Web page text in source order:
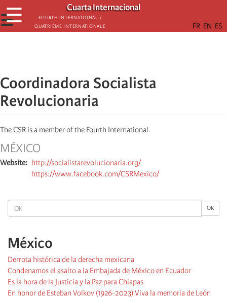
Skip
to
main
Cuarta Internacional
Fourth International /
Quatrième internationale
☰
☰
OK OK
México
Derrota histórica de la derecha mexicana
Condenamos el asalto a la Embajada de México en Ecuador
Es la hora de la Justicia y la Paz para Chiapas
En honor de Esteban Volkov (1926-2023) Viva la memoria de León
Coordinadora Socialista
Revolucionaria
The CSR is a member of the Fourth International.
MÉXICO
Website
http://socialistarevolucionaria.org/
https://www.facebook.com/CSRMexico/